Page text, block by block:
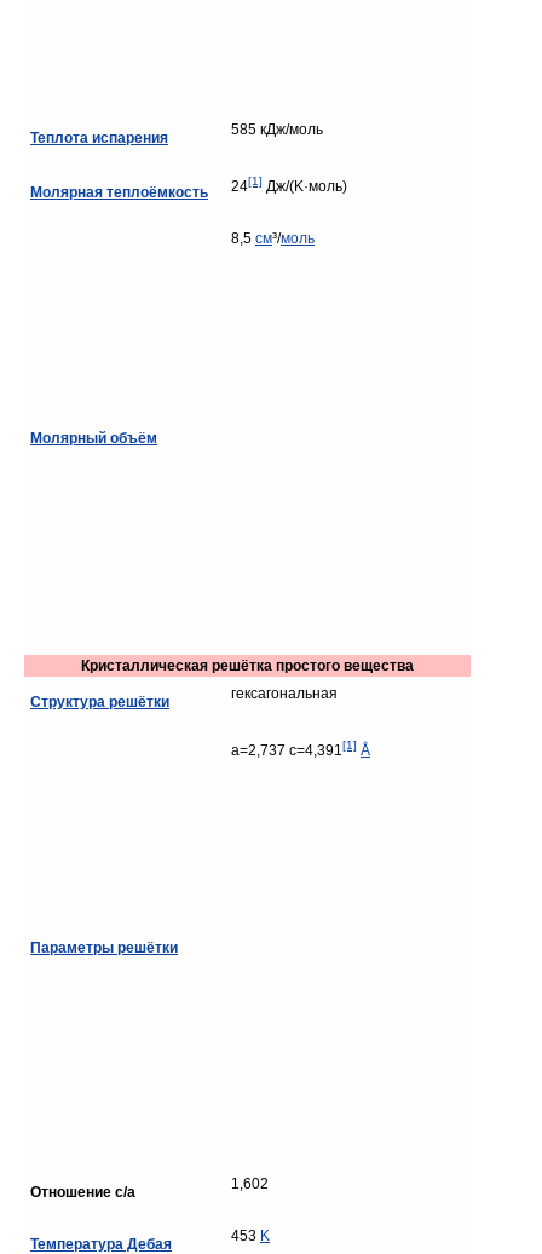
Теплота испарения 585 кДж/моль
Молярная теплоёмкость 24[1] Дж/(K·моль)
Молярный объём
8,5 см³/моль
Кристаллическая решётка простого вещества
Структура решётки гексагональная
Параметры решётки
a=2,737 c=4,391[1] Å
Отношение c/a 1,602
Температура Дебая 453 K